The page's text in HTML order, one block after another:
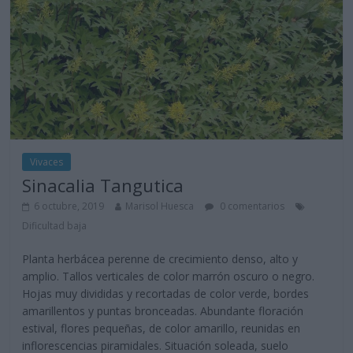
Vivaces
Sinacalia Tangutica
6 octubre, 2019 Marisol Huesca
0 comentarios
Dificultad baja
Planta herbácea perenne de crecimiento denso, alto y
amplio. Tallos verticales de color marrón oscuro o negro.
Hojas muy divididas y recortadas de color verde, bordes
amarillentos y puntas bronceadas. Abundante floración
estival, flores pequeñas, de color amarillo, reunidas en
inflorescencias piramidales. Situación soleada, suelo